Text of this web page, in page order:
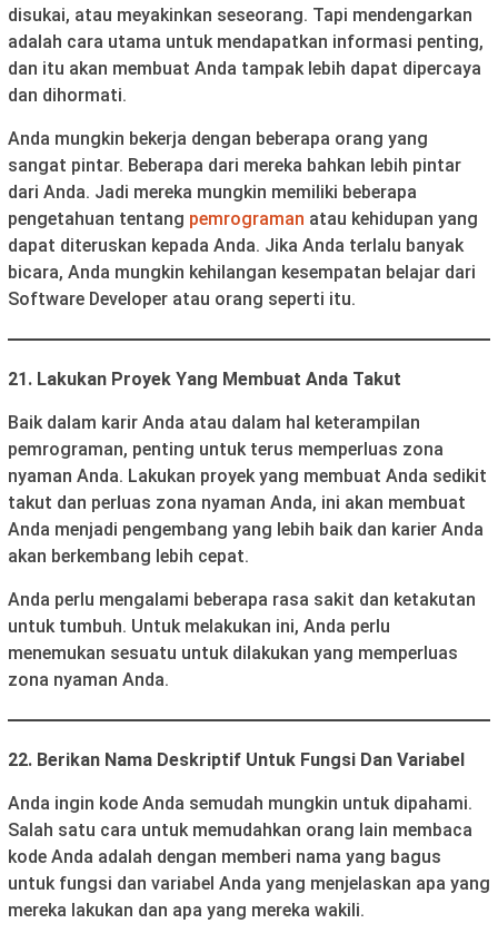
disukai, atau meyakinkan seseorang. Tapi mendengarkan
adalah cara utama untuk mendapatkan informasi penting,
dan itu akan membuat Anda tampak lebih dapat dipercaya
dan dihormati.
Anda mungkin bekerja dengan beberapa orang yang
sangat pintar. Beberapa dari mereka bahkan lebih pintar
dari Anda. Jadi mereka mungkin memiliki beberapa
pengetahuan tentang pemrograman atau kehidupan yang
dapat diteruskan kepada Anda. Jika Anda terlalu banyak
bicara, Anda mungkin kehilangan kesempatan belajar dari
Software Developer atau orang seperti itu.
21. Lakukan Proyek Yang Membuat Anda Takut
Baik dalam karir Anda atau dalam hal keterampilan
pemrograman, penting untuk terus memperluas zona
nyaman Anda. Lakukan proyek yang membuat Anda sedikit
takut dan perluas zona nyaman Anda, ini akan membuat
Anda menjadi pengembang yang lebih baik dan karier Anda
akan berkembang lebih cepat.
Anda perlu mengalami beberapa rasa sakit dan ketakutan
untuk tumbuh. Untuk melakukan ini, Anda perlu
menemukan sesuatu untuk dilakukan yang memperluas
zona nyaman Anda.
22. Berikan Nama Deskriptif Untuk Fungsi Dan Variabel
Anda ingin kode Anda semudah mungkin untuk dipahami.
Salah satu cara untuk memudahkan orang lain membaca
kode Anda adalah dengan memberi nama yang bagus
untuk fungsi dan variabel Anda yang menjelaskan apa yang
mereka lakukan dan apa yang mereka wakili.